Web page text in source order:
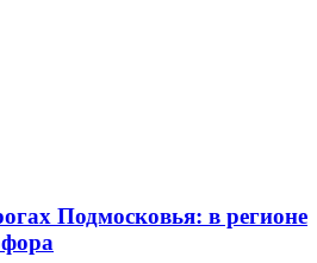
Подмосковья: в регионе